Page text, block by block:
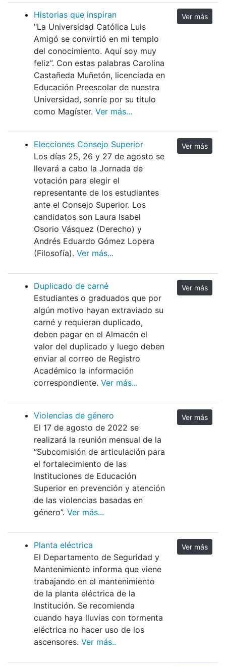
Historias que inspiran
"La Universidad Católica Luis
Amigó se convirtió en mi templo
del conocimiento. Aquí soy muy
feliz”. Con estas palabras Carolina
Castañeda Muñetón, licenciada en
Educación Preescolar de nuestra
Universidad, sonríe por su título
como Magíster. Ver más...
Ver más
Elecciones Consejo Superior
Los días 25, 26 y 27 de agosto se
llevará a cabo la Jornada de
votación para elegir el
representante de los estudiantes
ante el Consejo Superior. Los
candidatos son Laura Isabel
Osorio Vásquez (Derecho) y
Andrés Eduardo Gómez Lopera
(Filosofía). Ver más...
Ver más
Duplicado de carné
Estudiantes o graduados que por
algún motivo hayan extraviado su
carné y requieran duplicado,
deben pagar en el Almacén el
valor del duplicado y luego deben
enviar al correo de Registro
Académico la información
correspondiente. Ver más...
Ver más
Violencias de género
El 17 de agosto de 2022 se
realizará la reunión mensual de la
“Subcomisión de articulación para
el fortalecimiento de las
Instituciones de Educación
Superior en prevención y atención
de las violencias basadas en
género”. Ver más...
Ver más
Planta eléctrica
El Departamento de Seguridad y
Mantenimiento informa que viene
trabajando en el mantenimiento
de la planta eléctrica de la
Institución. Se recomienda
cuando haya lluvias con tormenta
eléctrica no hacer uso de los
ascensores. Ver más..
Ver más